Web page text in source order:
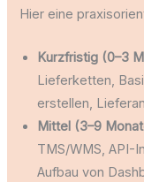
Hier eine
Kurzfristig (0–3
Lieferketten,
erstellen,
Mittel (3–9
TMS/WMS, API-
Aufbau von